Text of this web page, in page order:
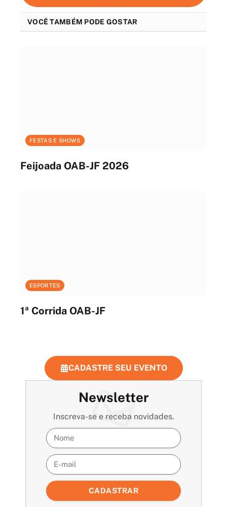
VOCÊ TAMBÉM PODE GOSTAR
FESTAS E SHOWS
Feijoada OAB-JF 2026
ESPORTES
1ª Corrida OAB-JF
CADASTRE SEU EVENTO
Newsletter
Inscreva-se e receba novidades.
CADASTRAR